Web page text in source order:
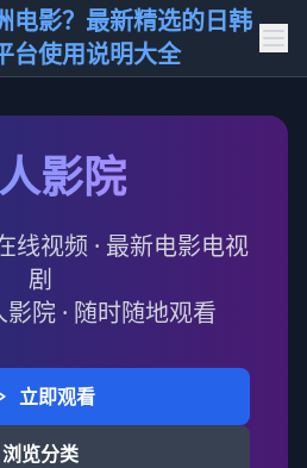
电影？最新精选的日韩
台使用说明大全
影院
线视频 · 最新电影电视
剧
院 · 随时随地观看
立即观看
浏览分类